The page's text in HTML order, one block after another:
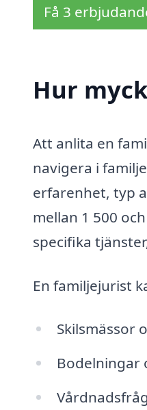
Få 3
Hur
Att anlita en
navigera i
erfarenhet, typ
mellan 1 500
specifika
En familjejurist
Skilsmässor
Bodelningar